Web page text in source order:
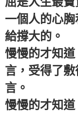
一個人的心
給撐大的。
慢慢的才知
言，受得了
言。
慢慢的才知道